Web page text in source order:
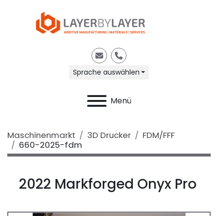
E-MailTelefon
Sprache auswählen
Menü
Maschinenmarkt 3D Drucker
FDM/FFF
660-2025-fdm
2022 Markforged Onyx Pro